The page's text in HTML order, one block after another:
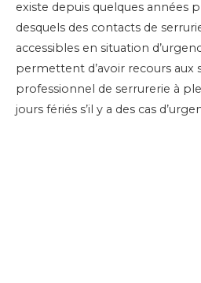
existe depuis quelques années
desquels des contacts de
accessibles en situation
permettent d’avoir recours aux
professionnel de serrurerie à
jours fériés s’il y a des cas